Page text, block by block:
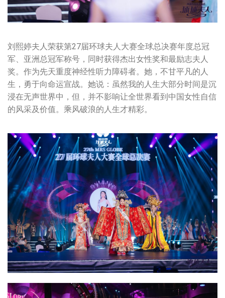
刘熙婷夫人荣获第27届环球夫人大赛全球总决赛年度总冠
军、亚洲总冠军称号，同时获得杰出女性奖和最励志夫人
奖。作为先天重度神经性听力障碍者。她，不甘平凡的人
生，勇于向命运宣战。她说：虽然我的人生大部分时间是沉
浸在无声世界中，但，并不影响让全世界看到中国女性自信
的风采及价值。乘风破浪的人生才精彩。